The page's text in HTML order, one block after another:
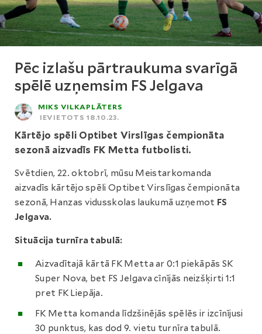
Pēc izlašu pārtraukuma svarīgā
spēlē uzņemsim FS Jelgava
MIKS VILKAPLĀTERS
IEVIETOTS 18.10.23.
Kārtējo spēli Optibet Virslīgas čempionāta
sezonā aizvadīs FK Metta futbolisti.
Svētdien, 22. oktobrī, mūsu Meistarkomanda
aizvadīs kārtējo spēli Optibet Virslīgas čempionāta
sezonā, Hanzas vidusskolas laukumā uzņemot FS
Jelgava.
Situācija turnīra tabulā:
Aizvadītajā kārtā FK Metta ar 0:1 piekāpās SK
Super Nova, bet FS Jelgava cīnījās neizšķirti 1:1
pret FK Liepāja.
FK Metta komanda līdzšinējās spēlēs ir izcīnījusi
30 punktus, kas dod 9. vietu turnīra tabulā.